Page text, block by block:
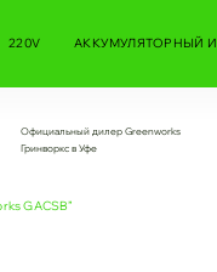
220V АККУМУЛЯТОРНЫЙ
Официальный дилер Greenworks
Гринворкс в Уфе
GACSB”